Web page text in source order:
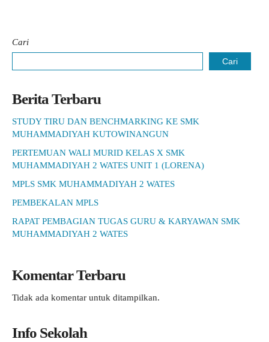
Cari
Cari
Berita Terbaru
STUDY TIRU DAN BENCHMARKING KE SMK
MUHAMMADIYAH KUTOWINANGUN
PERTEMUAN WALI MURID KELAS X SMK
MUHAMMADIYAH 2 WATES UNIT 1 (LORENA)
MPLS SMK MUHAMMADIYAH 2 WATES
PEMBEKALAN MPLS
RAPAT PEMBAGIAN TUGAS GURU & KARYAWAN SMK
MUHAMMADIYAH 2 WATES
Komentar Terbaru
Tidak ada komentar untuk ditampilkan.
Info Sekolah